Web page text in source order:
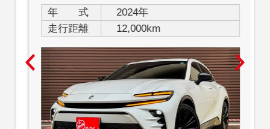
年 式
2024年
走行距離
12,000km